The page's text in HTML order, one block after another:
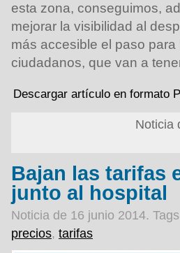
esta zona, conseguimos,
mejorar la visibilidad al
más accesible el paso
ciudadanos, que van a
Descargar artículo en formato
Noticia
Bajan las tarifas
junto al hospital
Noticia de 16 junio 2014.
precios, tarifas